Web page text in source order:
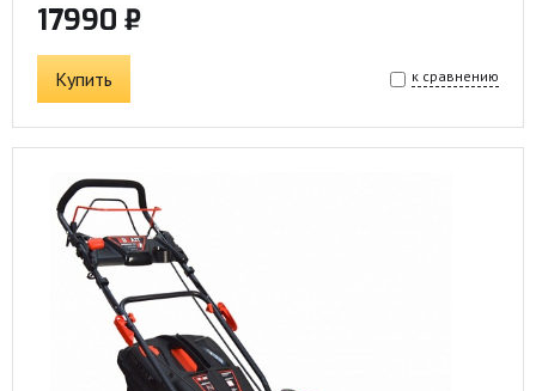
17990 ₽
Купить к сравнению